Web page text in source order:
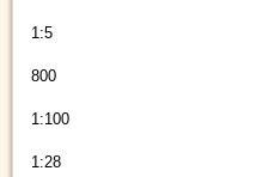
1:5
800
1:100
1:28